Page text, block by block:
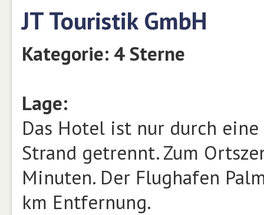
JT Touristik GmbH
Kategorie: 4 Sterne
Lage:
Das Hotel ist nur durch
Strand getrennt. Zum
Minuten. Der Flughafen
km Entfernung.